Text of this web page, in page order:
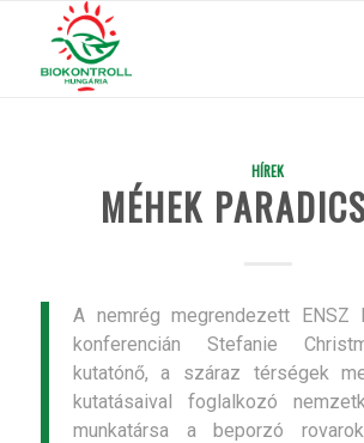
HÍREK
MÉHEK
A nemrég megrendezett ENSZ
konferencián Stefanie
kutatónő, a száraz térségek
kutatásaival foglalkozó
munkatársa a beporzó